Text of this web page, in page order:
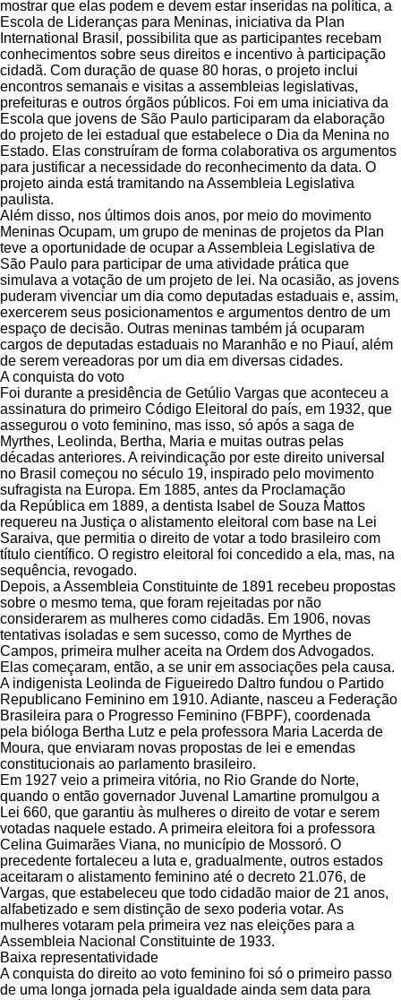
mostrar que elas podem e devem estar inseridas na política, a
Escola de Lideranças para Meninas, iniciativa da Plan
International Brasil, possibilita que as participantes recebam
conhecimentos sobre seus direitos e incentivo à participação
cidadã. Com duração de quase 80 horas, o projeto inclui
encontros semanais e visitas a assembleias legislativas,
prefeituras e outros órgãos públicos. Foi em uma iniciativa da
Escola que jovens de São Paulo participaram da elaboração
do projeto de lei estadual que estabelece o Dia da Menina no
Estado. Elas construíram de forma colaborativa os argumentos
para justificar a necessidade do reconhecimento da data. O
projeto ainda está tramitando na Assembleia Legislativa
paulista.
Além disso, nos últimos dois anos, por meio do movimento
Meninas Ocupam, um grupo de meninas de projetos da Plan
teve a oportunidade de ocupar a Assembleia Legislativa de
São Paulo para participar de uma atividade prática que
simulava a votação de um projeto de lei. Na ocasião, as jovens
puderam vivenciar um dia como deputadas estaduais e, assim,
exercerem seus posicionamentos e argumentos dentro de um
espaço de decisão. Outras meninas também já ocuparam
cargos de deputadas estaduais no Maranhão e no Piauí, além
de serem vereadoras por um dia em diversas cidades.
A conquista do voto
Foi durante a presidência de Getúlio Vargas que aconteceu a
assinatura do primeiro Código Eleitoral do país, em 1932, que
assegurou o voto feminino, mas isso, só após a saga de
Myrthes, Leolinda, Bertha, Maria e muitas outras pelas
décadas anteriores. A reivindicação por este direito universal
no Brasil começou no século 19, inspirado pelo movimento
sufragista na Europa. Em 1885, antes da Proclamação
da República em 1889, a dentista Isabel de Souza Mattos
requereu na Justiça o alistamento eleitoral com base na Lei
Saraiva, que permitia o direito de votar a todo brasileiro com
título científico. O registro eleitoral foi concedido a ela, mas, na
sequência, revogado.
Depois, a Assembleia Constituinte de 1891 recebeu propostas
sobre o mesmo tema, que foram rejeitadas por não
considerarem as mulheres como cidadãs. Em 1906, novas
tentativas isoladas e sem sucesso, como de Myrthes de
Campos, primeira mulher aceita na Ordem dos Advogados.
Elas começaram, então, a se unir em associações pela causa.
A indigenista Leolinda de Figueiredo Daltro fundou o Partido
Republicano Feminino em 1910. Adiante, nasceu a Federação
Brasileira para o Progresso Feminino (FBPF), coordenada
pela bióloga Bertha Lutz e pela professora Maria Lacerda de
Moura, que enviaram novas propostas de lei e emendas
constitucionais ao parlamento brasileiro.
Em 1927 veio a primeira vitória, no Rio Grande do Norte,
quando o então governador Juvenal Lamartine promulgou a
Lei 660, que garantiu às mulheres o direito de votar e serem
votadas naquele estado. A primeira eleitora foi a professora
Celina Guimarães Viana, no município de Mossoró. O
precedente fortaleceu a luta e, gradualmente, outros estados
aceitaram o alistamento feminino até o decreto 21.076, de
Vargas, que estabeleceu que todo cidadão maior de 21 anos,
alfabetizado e sem distinção de sexo poderia votar. As
mulheres votaram pela primeira vez nas eleições para a
Assembleia Nacional Constituinte de 1933.
Baixa representatividade
A conquista do direito ao voto feminino foi só o primeiro passo
de uma longa jornada pela igualdade ainda sem data para